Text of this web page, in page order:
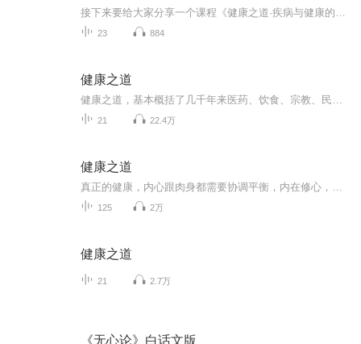
23 884
健康之道
21 22.4万
健康之道
125 2万
健康之道
21 2.7万
《无心论》白话文版